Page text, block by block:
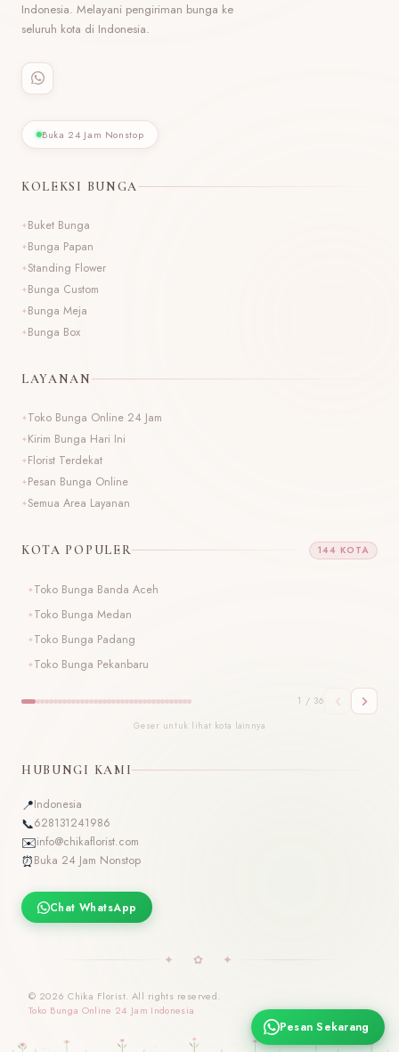
Indonesia. Melayani pengiriman bunga ke
seluruh kota di Indonesia.
Buka 24 Jam Nonstop
KOLEKSI BUNGA
Buket Bunga
Bunga Papan
Standing Flower
Bunga Custom
Bunga Meja
Bunga Box
LAYANAN
Toko Bunga Online 24 Jam
Kirim Bunga Hari Ini
Florist Terdekat
Pesan Bunga Online
Semua Area Layanan
KOTA POPULER 144 KOTA
Toko Bunga Banda Aceh
Toko Bunga Medan
Toko Bunga Padang
Toko Bunga Pekanbaru
1 / 36
Geser untuk lihat kota lainnya
HUBUNGI KAMI
📍Indonesia
📞628131241986
✉️info@chikaflorist.com
⏰Buka 24 Jam Nonstop
Chat WhatsApp
✦ ✿ ✦
© 2026 Chika Florist. All rights reserved.
Toko Bunga Online 24 Jam Indonesia
Pesan Sekarang